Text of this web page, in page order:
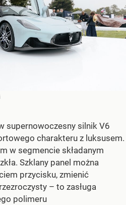
supernowoczesny silnik V6
charakteru z luksusem.
w segmencie składanym
Szklany panel można
przycisku, zmienić
– to zasługa
polimeru